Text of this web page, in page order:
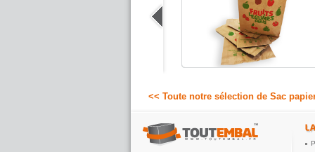
<< Toute notre sélection de Sac